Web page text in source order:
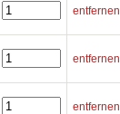
entfernen
entfernen
entfernen